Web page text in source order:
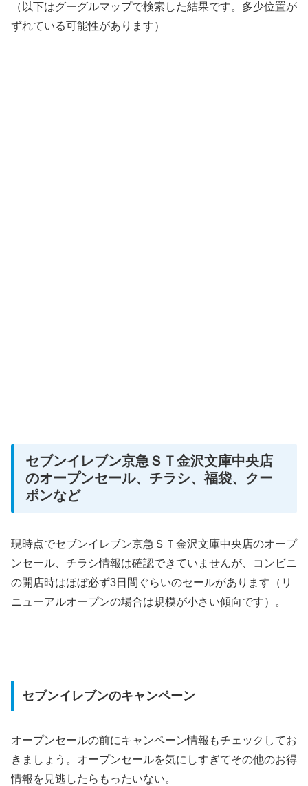
（以下はグーグルマップで検索した結果です。多少位置が
ずれている可能性があります）
セブンイレブン京急ＳＴ金沢文庫中央店
のオープンセール、チラシ、福袋、クー
ポンなど
現時点でセブンイレブン京急ＳＴ金沢文庫中央店のオープ
ンセール、チラシ情報は確認できていませんが、コンビニ
の開店時はほぼ必ず3日間ぐらいのセールがあります（リ
ニューアルオープンの場合は規模が小さい傾向です）。
セブンイレブンのキャンペーン
オープンセールの前にキャンペーン情報もチェックしてお
きましょう。オープンセールを気にしすぎてその他のお得
情報を見逃したらもったいない。